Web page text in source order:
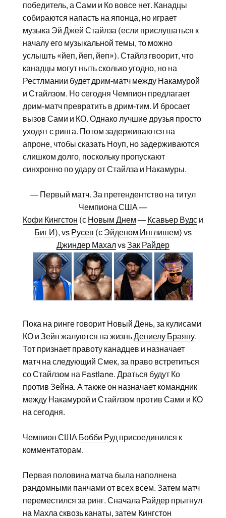
победитель, а Сами и Ко вовсе нет. Канадцы
собираются напасть на японца, но играет
музыка Эй Джей Стайлза (если прислушаться к
началу его музыкальной темы, то можно
услышть «йеп, йеп, йеп»). Стайлз гвоорит, что
канадцы могут ныть сколько угодно, но на
Рестлмании будет дрим-матч между Накамурой
и Стайлзом. Но сегодня Чемпион предлагает
дрим-матч превратить в дрим-тим. И бросает
вызов Сами и КО. Однако лучшие друзья просто
уходят с ринга. Потом задерживаются на
апроне, чтобы сказать Ноуп, но задерживаются
слишком долго, поскольку пропускают
синхронно по удару от Стайлза и Накамуры.
— Первый матч. За претендентство на титул
Чемпиона США —
Кофи Кингстон (с Новым Днем — Ксавьер Вудси
Биг И ), vs Русев (с Эйденом Инглишем) vs
Джиндер МахалvsЗак Райдер
Пока на ринге говорит Новый День, за кулисами
КО и Зейн жалуются на жизньДениелу Браяну.
Тот признает правоту канадцев и назначает
матч на следующий Смек, за право встретиться
со Стайлзом на Fastlane. Драться будут Ко
против Зейна. А также он назначает командник
между Накамурой и Стайлзом против Сами и КО
на сегодня.
Чемпион США Бобби Руд присоединился к
комментаторам.
Первая половина матча была наполнена
рандомными панчами от всех всем. Затем матч
переместился за ринг. Сначала Райдер прыгнул
на Махла сквозь канаты, затем Кингстон